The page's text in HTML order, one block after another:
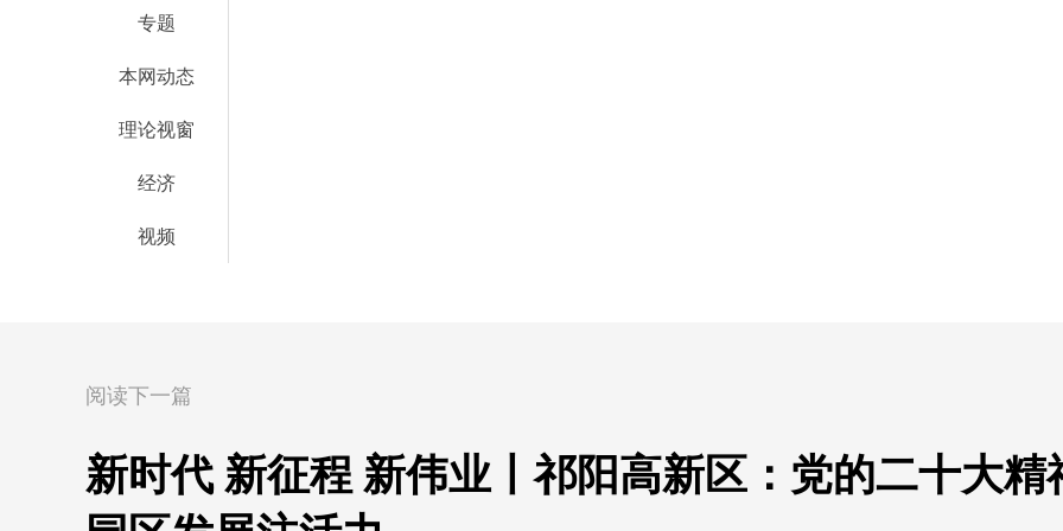
专题
本网动态
理论视窗
经济
视频
阅读下一篇
新时代 新征程 新伟业丨祁阳高新区：党的二十大精